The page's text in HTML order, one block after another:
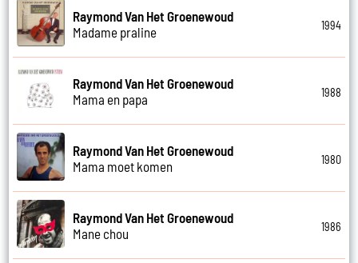
Raymond Van Het Groenewoud
Madame praline
1994
Raymond Van Het Groenewoud
Mama en papa
1988
Raymond Van Het Groenewoud
Mama moet komen
1980
Raymond Van Het Groenewoud
Mane chou
1986